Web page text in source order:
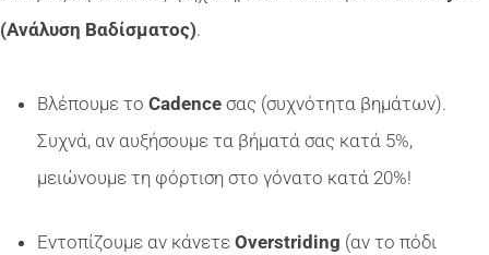
(Ανάλυση Βαδίσματος).
Βλέπουμε το Cadence σας (συχνότητα βημάτων).
Συχνά, αν αυξήσουμε τα βήματά σας κατά 5%,
μειώνουμε τη φόρτιση στο γόνατο κατά 20%!
Εντοπίζουμε αν κάνετε Overstriding (αν το πόδι